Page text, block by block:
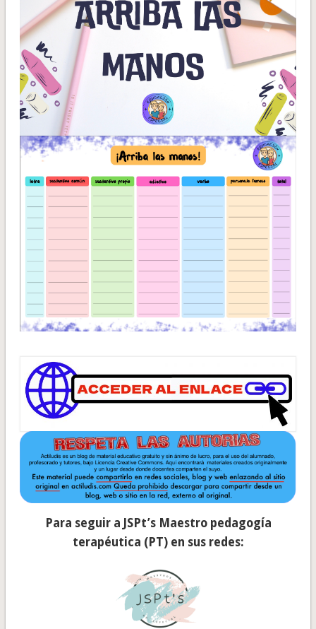
Para seguir a JSPt’s Maestro pedagogía
terapéutica (PT) en sus redes: